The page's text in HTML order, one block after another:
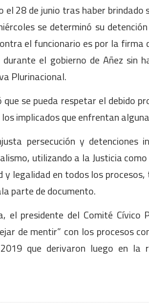
el 28 de junio tras haber
se determinó su
el funcionario es por la
el gobierno de Añez sin
Plurinacional.
que se pueda respetar el debido
implicados que enfrentan
persecución y detenciones
utilizando a la Justicia
y legalidad en todos los
parte de documento.
el presidente del Comité Cívico
de mentir” con los procesos
que derivaron luego en